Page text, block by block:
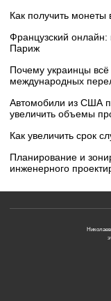
Как получить монеты
Французский онлайн:
Париж
Почему украинцы
международных
Автомобили из США
увеличить объемы
Как увеличить срок
Планирование и
инженерного